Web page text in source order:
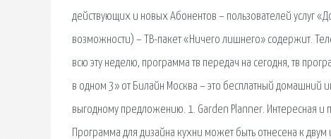
действующих и новых Абонентов – пользователей услуг
возможности) – ТВ-пакет «Ничего лишнего» содержит.
всю эту неделю, программа тв передач на сегодня, тв
в одном 3» от Билайн Москва – это бесплатный домашний
выгодному предложению. 1. Garden Planner. Интересная
Программа для дизайна кухни может быть отнесена к